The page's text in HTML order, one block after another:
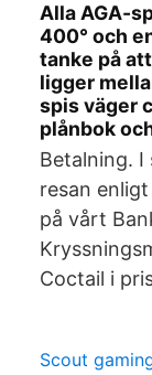
Alla AGA-
400° och
tanke på
ligger
spis väger
plånbok
Betalning. I
resan
på vårt
Coctail i
Scout